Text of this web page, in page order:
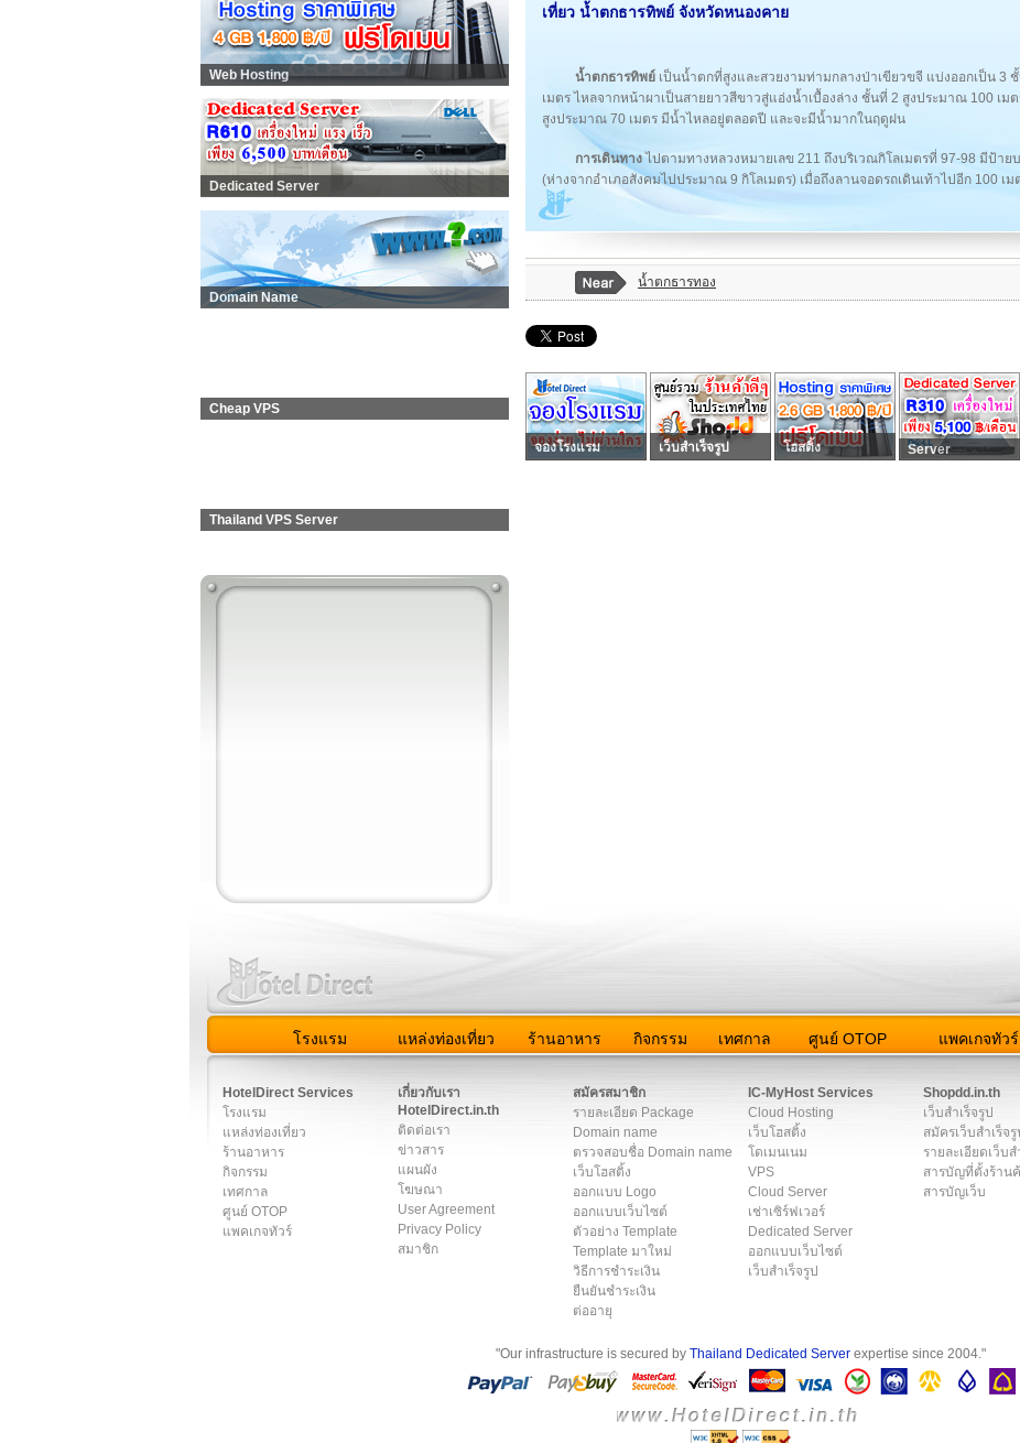
Web Hosting
Dedicated Server
Domain Name
Cheap VPS
Thailand VPS Server
เที่ยว น้ำตกธารทิพย์ จังหวัดหนองคาย
น้ำตกธารทิพย์ เป็นน้ำตกที่สูงและสวยงามท่ามกลางป่าเขียวขจี แบ่งออกเป็น 3
เมตร ไหลจากหน้าผาเป็นสายยาวสีขาวสู่แอ่งน้ำเบื้องล่าง ชั้นที่ 2 สูงประมาณ 100 เ
สูงประมาณ 70 เมตร มีน้ำไหลอยู่ตลอดปี และจะมีน้ำมากในฤดูฝน
การเดินทางไปตามทางหลวงหมายเลข 211 ถึงบริเวณกิโลเมตรที่ 97-98 มีป้าย
(ห่างจากอำเภอสังคมไปประมาณ 9 กิโลเมตร) เมื่อถึงลานจอดรถเดินเท้าไปอีก 100 เม
น้ำตกธารทอง
จองโรงแรม เว็บสำเร็จรูป โฮสติ้ง Server
โรงแรม แหล่งท่องเที่ยว ร้านอาหาร กิจกรรม เทศกาล ศูนย์ OTOP แพคเกจทัวร์
HotelDirect Services
โรงแรม
แหล่งท่องเที่ยว
ร้านอาหาร
กิจกรรม
เทศกาล
ศูนย์ OTOP
แพคเกจทัวร์
เกี่ยวกับเรา
HotelDirect.in.th
ติดต่อเรา
ข่าวสาร
แผนผัง
โฆษณา
User Agreement
Privacy Policy
สมาชิก
สมัครสมาชิก
รายละเอียด Package
Domain name
ตรวจสอบชื่อ Domain name
เว็บโฮสติ้ง
ออกแบบ Logo
ออกแบบเว็บไซต์
ตัวอย่าง Template
Template มาใหม่
วิธีการชำระเงิน
ยืนยันชำระเงิน
ต่ออายุ
IC-MyHost Services
Cloud Hosting
เว็บโฮสติ้ง
โดเมนเนม
VPS
Cloud Server
เช่าเซิร์ฟเวอร์
Dedicated Server
ออกแบบเว็บไซต์
เว็บสำเร็จรูป
Shopdd.in.th
เว็บสำเร็จรูป
สมัครเว็บสำเร็จ
รายละเอียดเว็บส
สารบัญที่ตั้งร้าน
สารบัญเว็บ
"Our infrastructure is secured by Thailand Dedicated Serverexpertise since 2004."